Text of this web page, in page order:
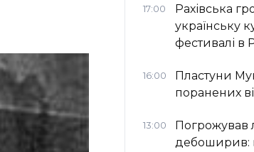
17:00
Рахівська
українську
фестивалі в
16:00
Пластуни
поранених
13:00
Погрожував
дебоширив: